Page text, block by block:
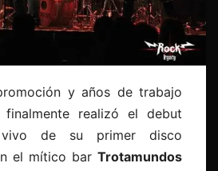
y años de trabajo
finalmente realizó el debut
de su primer disco
el mítico bar Trotamundos